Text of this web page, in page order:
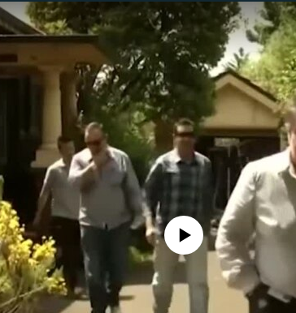
No media source currently available